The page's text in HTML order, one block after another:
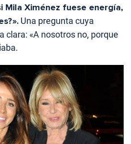
Mila Ximénez fuese energía,
Una pregunta cuya
clara: «A nosotros no, porque